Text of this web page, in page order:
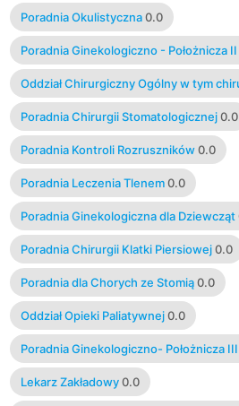
Poradnia Okulistyczna 0.0
Poradnia Ginekologiczno - Położnicza II
Oddział Chirurgiczny Ogólny w tym
Poradnia Chirurgii Stomatologicznej 0.0
Poradnia Kontroli Rozruszników 0.0
Poradnia Leczenia Tlenem 0.0
Poradnia Ginekologiczna dla Dziewcząt
Poradnia Chirurgii Klatki Piersiowej 0.0
Poradnia dla Chorych ze Stomią 0.0
Oddział Opieki Paliatywnej 0.0
Poradnia Ginekologiczno- Położnicza III
Lekarz Zakładowy 0.0